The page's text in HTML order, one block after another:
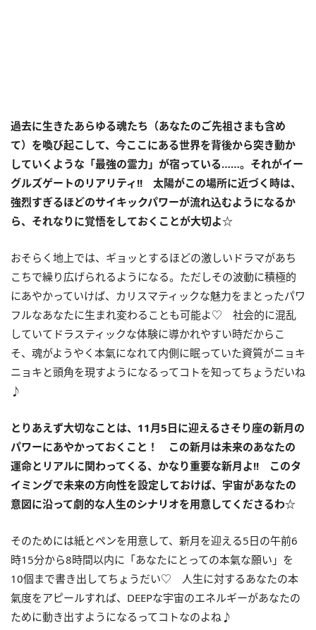
過去に生きたあらゆる魂たち（あなたのご先祖さまも含め
て）を喚び起こして、今ここにある世界を背後から突き動か
していくような「最強の霊力」が宿っている……。それがイー
グルズゲートのリアリティ !! 太陽がこの場所に近づく時は、
強烈すぎるほどのサイキックパワーが流れ込むようになるか
ら、それなりに覚悟をしておくことが大切よ☆
おそらく地上では、ギョッとするほどの激しいドラマがあち
こちで繰り広げられるようになる。ただしその波動に積極的
にあやかっていけば、カリスマティックな魅力をまとったパワ
フルなあなたに生まれ変わることも可能よ♡ 社会的に混乱
していてドラスティックな体験に導かれやすい時だからこ
そ、魂がようやく本氣になれて内側に眠っていた資質がニョキ
ニョキと頭角を現すようになるってコトを知ってちょうだいね
♪
とりあえず大切なことは、 11月5日に迎えるさそり座の新月の
パワーにあやかっておくこと！ この新月は未来のあなたの
運命とリアルに関わってくる、かなり重要な新月よ!! このタ
イミングで未来の方向性を設定しておけば、宇宙があなたの
意図に沿って劇的な人生のシナリオを用意してくださるわ☆
そのためには紙とペンを用意して、新月を迎える5日の午前6
時15分から8時間以内に「あなたにとっての本氣な願い」を
10個まで書き出してちょうだい♡ 人生に対するあなたの本
氣度をアピールすれば、DEEPな宇宙のエネルギーがあなたの
ために動き出すようになるってコトなのよね♪